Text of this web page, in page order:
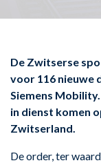
De Zwitserse
voor 116 nieuwe
Siemens
in dienst komen
Zwitserland.
De order, ter